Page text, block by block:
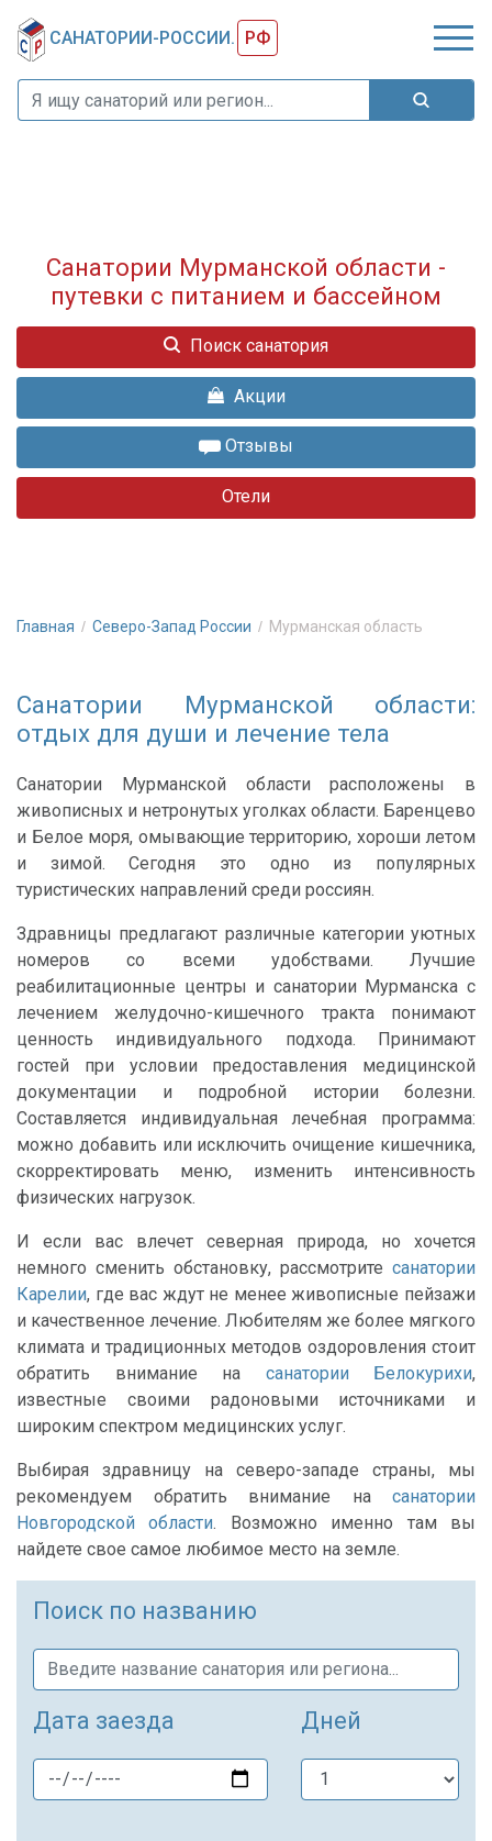
САНАТОРИИ-РОССИИ. РФ
Санатории Мурманской области -
путевки с питанием и бассейном
Поиск санатория
Акции
Отзывы
Отели
Главная Северо-Запад России Мурманская область
Санатории Мурманской области:
отдых для души и лечение тела
Санатории Мурманской области расположены в
живописных и нетронутых уголках области. Баренцево
и Белое моря, омывающие территорию, хороши летом
и зимой. Сегодня это одно из популярных
туристических направлений среди россиян.
Здравницы предлагают различные категории уютных
номеров со всеми удобствами. Лучшие
реабилитационные центры и санатории Мурманска с
лечением желудочно-кишечного тракта понимают
ценность индивидуального подхода. Принимают
гостей при условии предоставления медицинской
документации и подробной истории болезни.
Составляется индивидуальная лечебная программа:
можно добавить или исключить очищение кишечника,
скорректировать меню, изменить интенсивность
физических нагрузок.
И если вас влечет северная природа, но хочется
немного сменить обстановку, рассмотрите санатории
Карелии, где вас ждут не менее живописные пейзажи
и качественное лечение. Любителям же более мягкого
климата и традиционных методов оздоровления стоит
обратить внимание на санатории Белокурихи,
известные своими радоновыми источниками и
широким спектром медицинских услуг.
Выбирая здравницу на северо-западе страны, мы
рекомендуем обратить внимание на санатории
Новгородской области. Возможно именно там вы
найдете свое самое любимое место на земле.
Поиск по названию
Дата заезда Дней